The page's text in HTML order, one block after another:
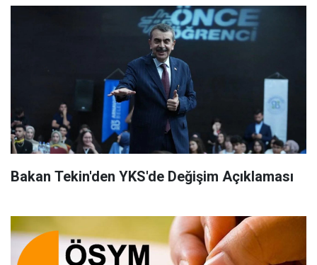
Bakan Tekin'den YKS'de Değişim Açıklaması